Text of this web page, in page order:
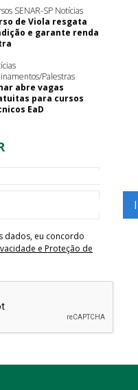
SENAR-SP Notícias
de Viola resgata
e garante renda
Palestras
abre vagas
para cursos
EaD
dados, eu concordo
e Proteção de